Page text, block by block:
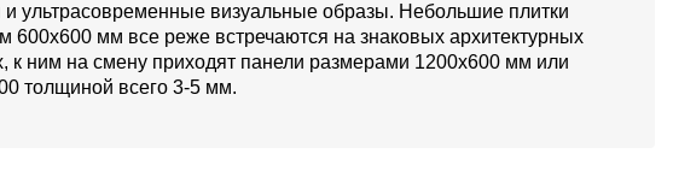
и ультрасовременные визуальные образы. Небольшие плитки
600х600 мм все реже встречаются на знаковых архитектурных
к ним на смену приходят панели размерами 1200х600 мм или
толщиной всего 3-5 мм.